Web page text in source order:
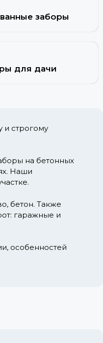
заборы
для дачи
и строгому
на бетонных
Наши
бетон. Также
гаражные и
особенностей